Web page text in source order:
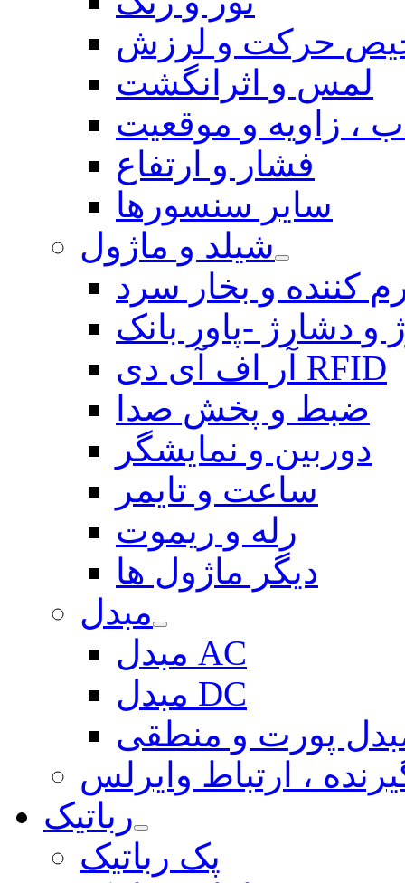
حرکت و لرزش
لمس و اثرانگشت
، زاویه و موقعیت
فشار و ارتفاع
سایر سنسورها
شیلد و ماژول
کننده و بخار سرد
و دشارژ -پاور بانک
آر اف آی دی RFID
ضبط و پخش صدا
دوربین و نمایشگر
ساعت و تایمر
رله و ریموت
دیگر ماژول ها
مبدل
مبدل AC
مبدل DC
پورت و منطقی
، ارتباط وایرلس
رباتیک
پک رباتیک